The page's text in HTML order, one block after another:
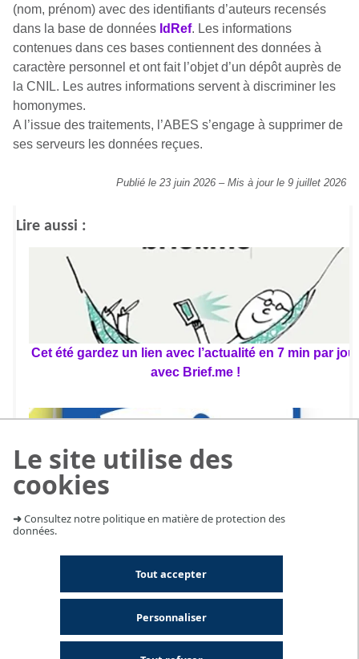
Le site utilise des
cookies
➜Consultez notre politique en matière de protection des
données.
Tout accepter
Personnaliser
(nom, prénom) avec des identifiants d’auteurs recensés
dans la base de données IdRef. Les informations
contenues dans ces bases contiennent des données à
caractère personnel et ont fait l’objet d’un dépôt auprès de
la CNIL. Les autres informations servent à discriminer les
homonymes.
A l’issue des traitements, l’ABES s’engage à supprimer de
ses serveurs les données reçues.
Publié le 23 juin 2026 – Mis à jour le 9 juillet 2026
Lire aussi :
Cet été gardez un lien avec l’actualité en 7 min par
avec Brief.me !
Ouverture estivale des BU Santé
Des différentes formes de fleurs dans les plantes de